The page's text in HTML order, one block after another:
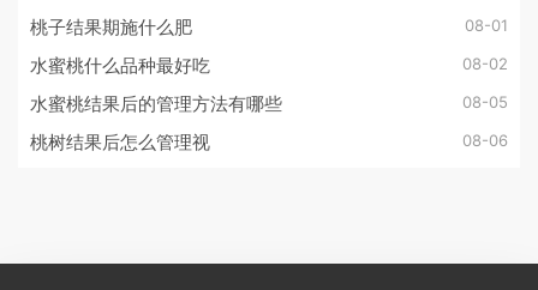
桃子结果期施什么肥 08-01
水蜜桃什么品种最好吃 08-02
水蜜桃结果后的管理方法有哪些 08-05
桃树结果后怎么管理视 08-06